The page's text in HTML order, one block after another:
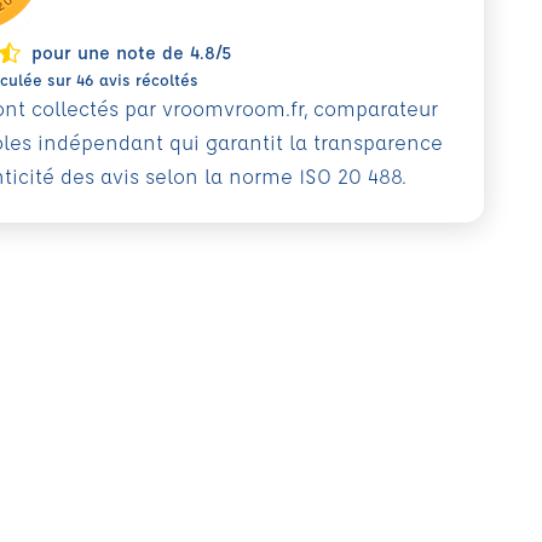
pour une note de 4.8/5
sur 46 avis récoltés
collectés par vroomvroom.fr, comparateur
indépendant qui garantit la transparence
des avis selon la norme ISO 20 488.